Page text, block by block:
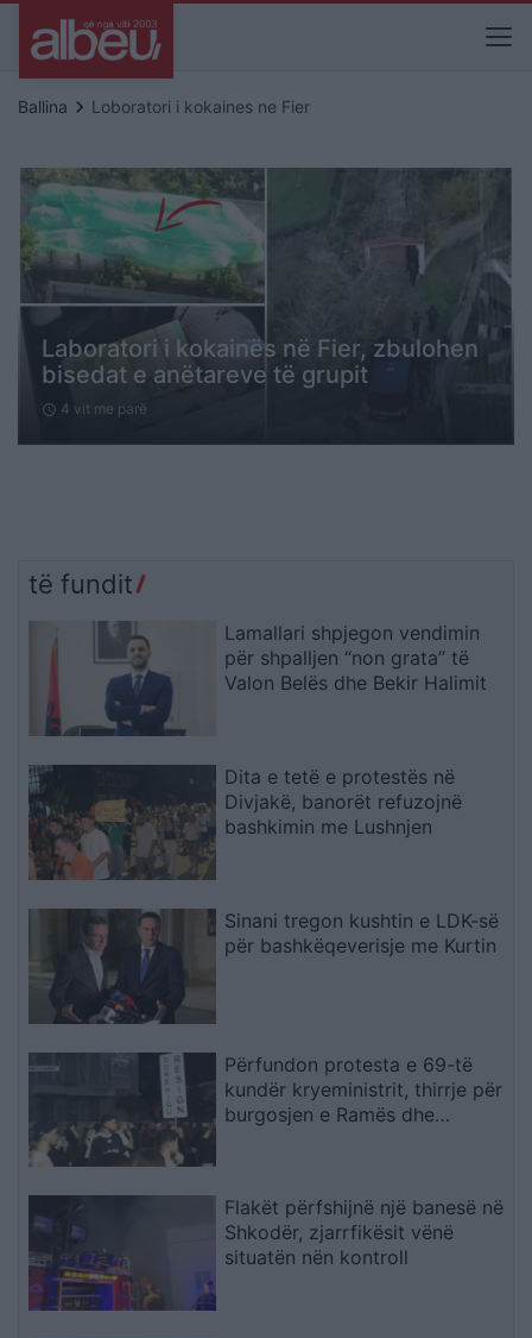
Ballina keyboard_arrow_right Loboratori i kokaines ne Fier
Laboratori i kokainës në Fier, zbulohen
bisedat e anëtareve të grupit
schedule 4 vit me parë
të fundit
Lamallari shpjegon vendimin
për shpalljen “non grata” të
Valon Belës dhe Bekir Halimit
Dita e tetë e protestës në
Divjakë, banorët refuzojnë
bashkimin me Lushnjen
Sinani tregon kushtin e LDK-së
për bashkëqeverisje me Kurtin
Përfundon protesta e 69-të
kundër kryeministrit, thirrje për
burgosjen e Ramës dhe
Flakët përfshijnë një banesë në
Shkodër, zjarrfikësit vënë
situatën nën kontroll